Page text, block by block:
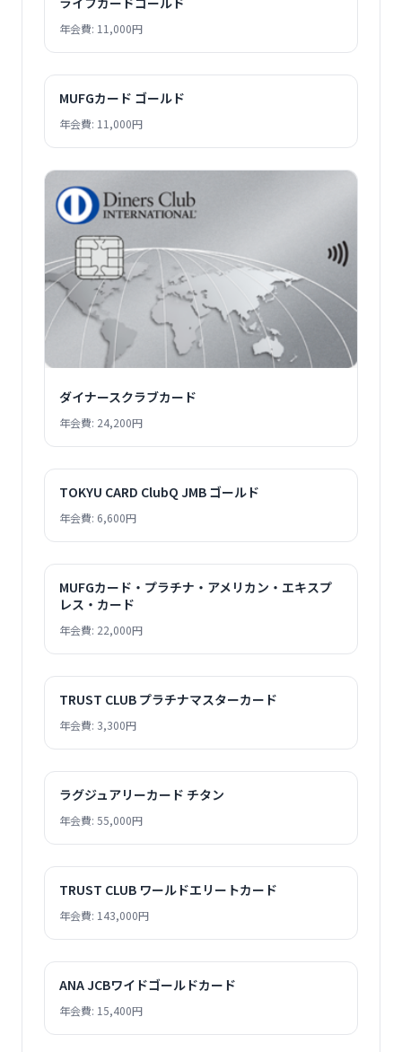
年会費: 11,000円
MUFGカード ゴールド
年会費: 11,000円
ダイナースクラブカード
年会費: 24,200円
TOKYU CARD ClubQ JMB ゴールド
年会費: 6,600円
MUFGカード・プラチナ・アメリカン・エキスプ
レス・カード
年会費: 22,000円
TRUST CLUB プラチナマスターカード
年会費: 3,300円
ラグジュアリーカード チタン
年会費: 55,000円
TRUST CLUB ワールドエリートカード
年会費: 143,000円
ANA JCBワイドゴールドカード
年会費: 15,400円